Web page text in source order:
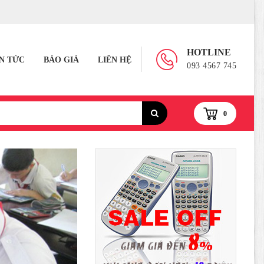
HOTLINE
093 4567 745
TỨC BÁO GIÁ LIÊN HỆ
0